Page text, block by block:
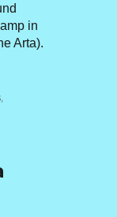
in
Arta).